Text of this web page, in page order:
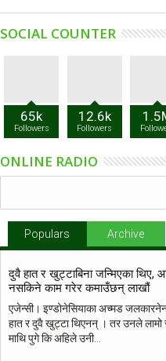
SOCIAL COUNTER
65k
Followers
12.6k
Followers
ONLINE RADIO
Populars Archive
दुवै हात र खुट्टाबिना जन्मिएका थिए,
नसकिने काम गरेर कमाउँछन् लाखौं
एजेन्सी। इण्डोनेसियाका अच्मड
हात र दुवै खुट्टा थिएनन् । तर उनले लामो
माथि पुगे कि अहिले उनी...